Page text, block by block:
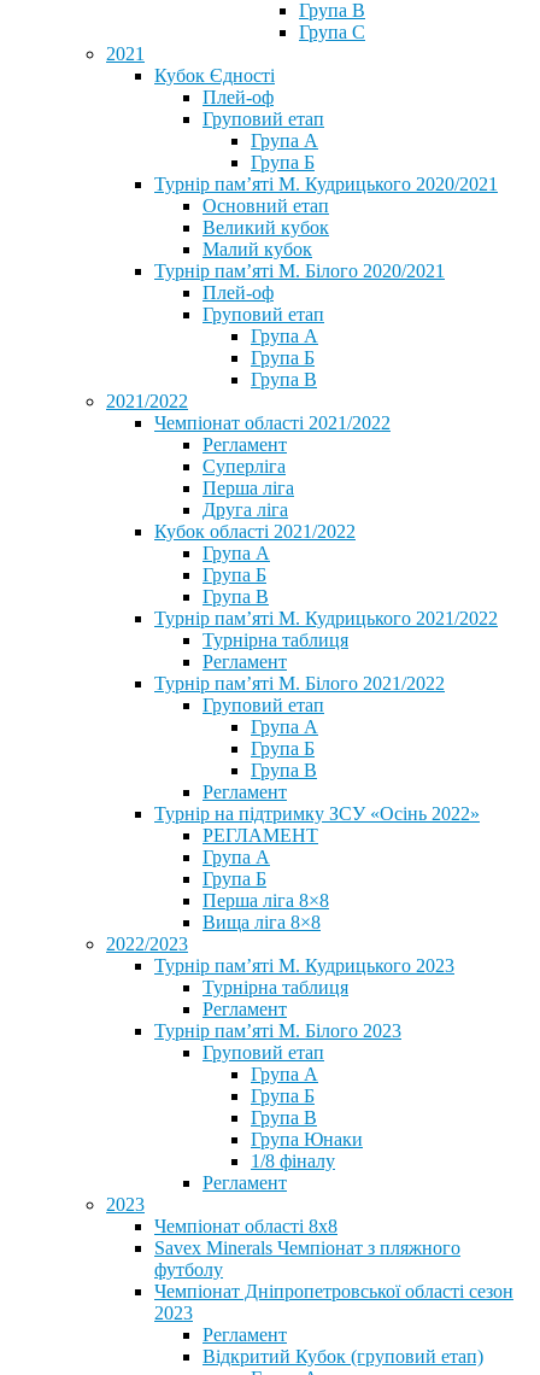
Група B
Група C
2021
Кубок Єдності
Плей-оф
Груповий етап
Група А
Група Б
Турнір пам’яті М. Кудрицького 2020/2021
Основний етап
Великий кубок
Малий кубок
Турнір пам’яті М. Білого 2020/2021
Плей-оф
Груповий етап
Група А
Група Б
Група В
2021/2022
Чемпіонат області 2021/2022
Регламент
Суперліга
Перша ліга
Друга ліга
Кубок області 2021/2022
Група А
Група Б
Група В
Турнір пам’яті М. Кудрицького 2021/2022
Турнірна таблиця
Регламент
Турнір пам’яті М. Білого 2021/2022
Груповий етап
Група А
Група Б
Група В
Регламент
Турнір на підтримку ЗСУ «Осінь 2022»
РЕГЛАМЕНТ
Група А
Група Б
Перша ліга 8×8
Вища ліга 8×8
2022/2023
Турнір пам’яті М. Кудрицького 2023
Турнірна таблиця
Регламент
Турнір пам’яті М. Білого 2023
Груповий етап
Група А
Група Б
Група В
Група Юнаки
1/8 фіналу
Регламент
2023
Чемпіонат області 8х8
Savex Minerals Чемпіонат з пляжного
футболу
Чемпіонат Дніпропетровської області сезон
2023
Регламент
Відкритий Кубок (груповий етап)